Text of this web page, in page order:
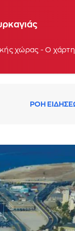
χώρας - Ο
ΡΟΗ